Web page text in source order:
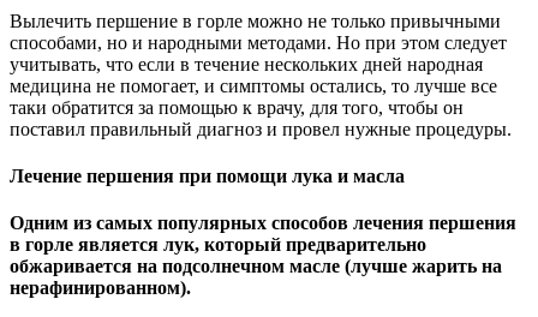
Вылечить першение в горле можно не только привычными
способами, но и народными методами. Но при этом следует
учитывать, что если в течение нескольких дней народная
медицина не помогает, и симптомы остались, то лучше все
таки обратится за помощью к врачу, для того, чтобы он
поставил правильный диагноз и провел нужные процедуры.
Лечение першения при помощи лука и масла
Одним из самых популярных способов лечения першения
в горле является лук, который предварительно
обжаривается на подсолнечном масле (лучше жарить на
нерафинированном).